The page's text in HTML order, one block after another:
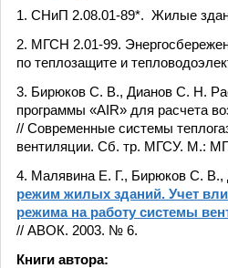
1. СНиП 2.08.01-89*. Жилые
2. МГСН 2.01-99.
по теплозащите и
3. Бирюков С. В., Дианов С. Н.
программы «AIR» для расчета
// Современные системы
вентиляции. Сб. тр. МГСУ. М.:
4. Малявина Е. Г., Бирюков С.
режим жилых зданий. Учет
режима на работу системы
// АВОК. 2003. № 6.
Книги автора: